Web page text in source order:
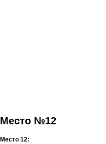
Место №12
Место 12: